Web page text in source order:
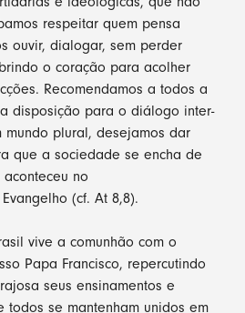
respeitar quem pensa
ouvir, dialogar, sem perder
o coração para acolher
Recomendamos a todos a
disposição para o diálogo inter-
mundo plural, desejamos dar
que a sociedade se encha de
no
(cf. At 8,8).
vive a comunhão com o
Papa Francisco, repercutindo
seus ensinamentos e
todos se mantenham unidos em